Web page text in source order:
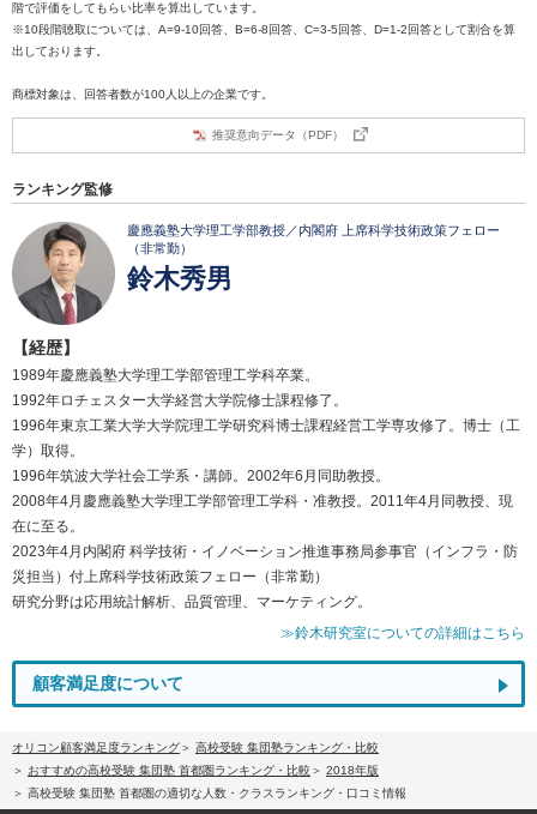
階で評価をしてもらい比率を算出しています。
※10段階聴取については、A=9-10回答、B=6-8回答、C=3-5回答、D=1-2回答として割合を算
出しております。
商標対象は、回答者数が100人以上の企業です。
推奨意向データ（PDF）
ランキング監修
慶應義塾大学理工学部教授／内閣府 上席科学技術政策フェロー
（非常勤）
鈴木秀男
【経歴】
1989年慶應義塾大学理工学部管理工学科卒業。
1992年ロチェスター大学経営大学院修士課程修了。
1996年東京工業大学大学院理工学研究科博士課程経営工学専攻修了。博士（工
学）取得。
1996年筑波大学社会工学系・講師。2002年6月同助教授。
2008年4月慶應義塾大学理工学部管理工学科・准教授。2011年4月同教授、現
在に至る。
2023年4月内閣府 科学技術・イノベーション推進事務局参事官（インフラ・防
災担当）付上席科学技術政策フェロー（非常勤）
研究分野は応用統計解析、品質管理、マーケティング。
≫鈴木研究室についての詳細はこちら
顧客満足度について
オリコン顧客満足度ランキング
高校受験 集団塾ランキング・比較
おすすめの高校受験 集団塾 首都圏ランキング・比較
2018年版
高校受験 集団塾 首都圏の適切な人数・クラスランキング・口コミ情報